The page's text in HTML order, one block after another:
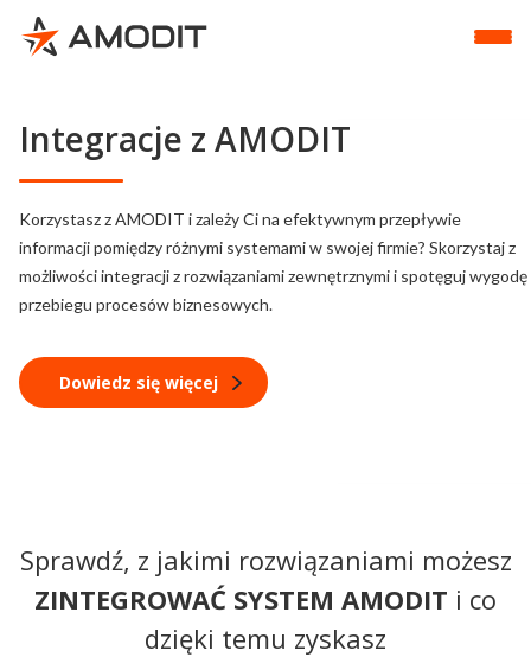
Integracje z AMODIT
Korzystasz z AMODIT i zależy Ci na efektywnym przepływie
informacji pomiędzy różnymi systemami w swojej firmie? Skorzystaj z
możliwości integracji z rozwiązaniami zewnętrznymi i spotęguj wygodę
przebiegu procesów biznesowych.
Dowiedz się więcej
Sprawdź, z jakimi rozwiązaniami możesz
ZINTEGROWAĆ SYSTEM AMODIT i co
dzięki temu zyskasz